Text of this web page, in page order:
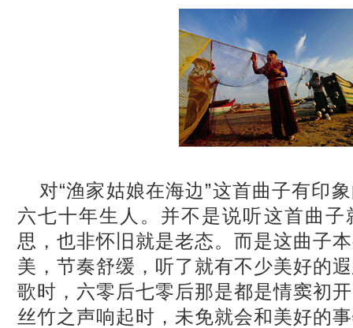
对“渔家姑娘在海边”这首曲子有印
六七十年生人。并不是说听这首曲
思，也非怀旧就是老态。而是这曲子
美，节奏舒缓，听了就有不少美好的
歌时，六零后七零后那是都是情窦初
丝竹之声响起时，未免就会和美好的